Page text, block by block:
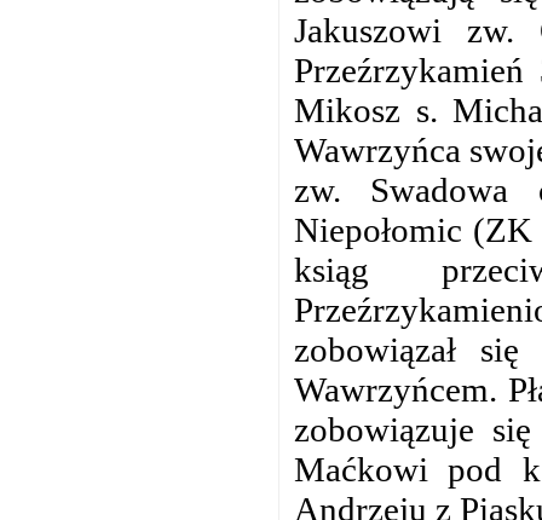
Jakuszowi
Mikosz s.
Wawrzyńca
zw.
Niepołomic
ksiąg
zobowiązał
Wawrzyńcem.
zobowiązuje
Maćkowi pod
Andrzeju z